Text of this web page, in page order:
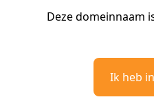
Deze domeinnaam
Ik heb